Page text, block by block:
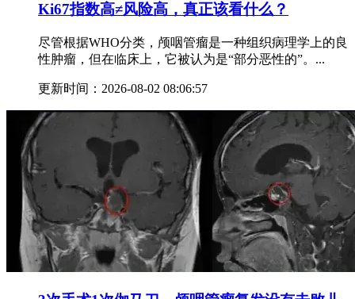
Ki67指数高≠风险高，真正该看什么？
尽管根据WHO分类，颅咽管瘤是一种组织病理学上的良
性肿瘤，但在临床上，它被认为是“部分恶性的”。...
更新时间：2026-08-02 08:06:57